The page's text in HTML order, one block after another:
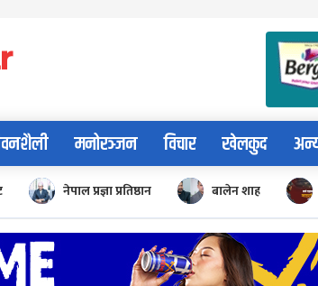
मनोरञ्जन विचार खेलकुद
नेपाल प्रज्ञा प्रतिष्ठान बालेन शाह